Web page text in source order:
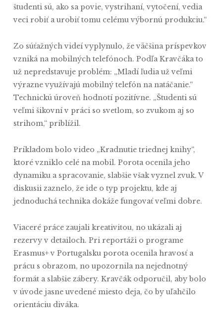
študenti sú, ako sa povie, vystrihaní, vytočení, vedia
veci robiť a urobiť tomu celému výbornú produkciu.“
Zo súťažných videí vyplynulo, že väčšina príspevkov
vzniká na mobilných telefónoch. Podľa Kravčáka to
už nepredstavuje problém: „Mladí ľudia už veľmi
výrazne využívajú mobilný telefón na natáčanie.“
Technickú úroveň hodnotí pozitívne. „Študenti sú
veľmi šikovní v práci so svetlom, so zvukom aj so
strihom,“ priblížil.
Príkladom bolo video „Kradnutie triednej knihy“,
ktoré vzniklo celé na mobil. Porota ocenila jeho
dynamiku a spracovanie, slabšie však vyznel zvuk. V
diskusii zaznelo, že ide o typ projektu, kde aj
jednoduchá technika dokáže fungovať veľmi dobre.
Viaceré práce zaujali kreativitou, no ukázali aj
rezervy v detailoch. Pri reportáži o programe
Erasmus+ v Portugalsku porota ocenila hravosť a
prácu s obrazom, no upozornila na nejednotný
formát a slabšie zábery. Kravčák odporučil, aby bolo
v úvode jasne uvedené miesto deja, čo by uľahčilo
orientáciu diváka.